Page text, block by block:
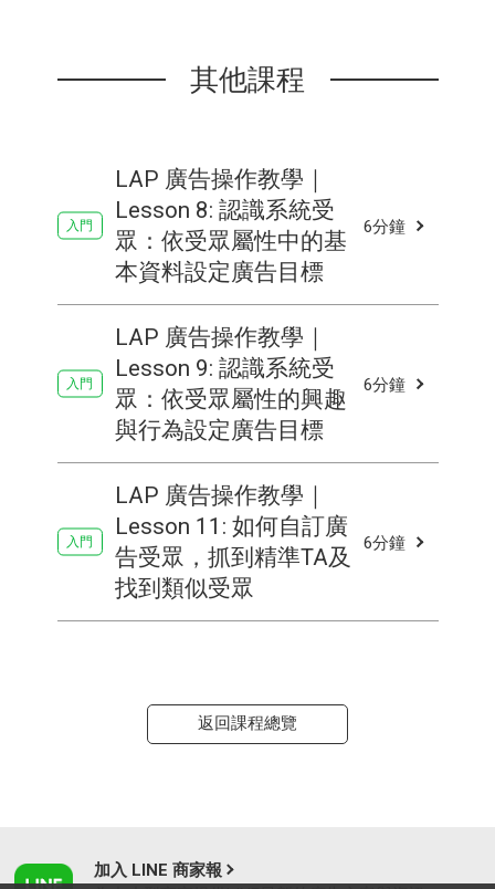
其他課程
LAP 廣告操作教學｜
Lesson 8: 認識系統受
眾：依受眾屬性中的基
本資料設定廣告目標
6分鐘
LAP 廣告操作教學｜
Lesson 9: 認識系統受
眾：依受眾屬性的興趣
與行為設定廣告目標
6分鐘
LAP 廣告操作教學｜
Lesson 11: 如何自訂廣
告受眾，抓到精準TA及
找到類似受眾
6分鐘
返回課程總覽
加入 LINE 商家報